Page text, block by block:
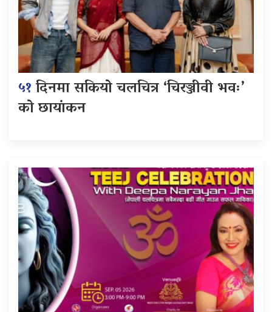
५१दिनमा सकियो चलचित्र ‘चिरञ्जीवी भवः’
को छायांकन